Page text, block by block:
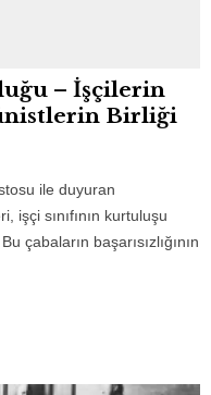
– İşçilerin
Birliği
ile duyuran
işçi sınıfının kurtuluşu
çabaların başarısızlığının